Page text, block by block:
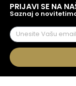
PRIJAVI SE NA
Saznaj o